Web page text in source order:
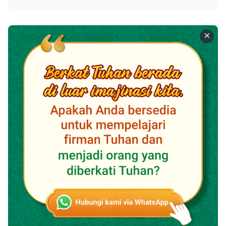
Tuhan. Dengan Tuhan menjadi daging, Dia pun
mewujudkan hakikat-Nya dalam daging-Nya,
sehingga daging-Nya memadai untuk melaksanakan
pekerjaan-Nya. Oleh karena itu, semua pekerjaan Roh
Tuhan digantikan oleh pekerjaan Kristus selama masa
inkarnasi, dan inti semua pekerjaan di sepanjang masa
inkarnasi adalah pekerjaan Kristus. Pekerjaan
tersebut tidak dapat dicampur dengan pekerjaan di
zaman lain. Lalu, karena Tuhan menjadi daging, Dia
bekerja dalam identitas daging-Nya; karena Dia
datang dalam daging, Dia pun menyelesaikan
pekerjaan yang harus dilakukan-Nya dalam daging.
Baik Roh Tuhan maupun Kristus, keduanya adalah
Tuhan itu sendiri, dan Dia melakukan pekerjaan yang